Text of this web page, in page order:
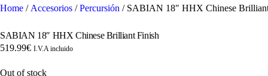
Home / Accesorios /Percursión / SABIAN 18″ HHX Chinese
SABIAN 18″ HHX Chinese Brilliant Finish
519.99€ I.V.A incluido
Out of stock